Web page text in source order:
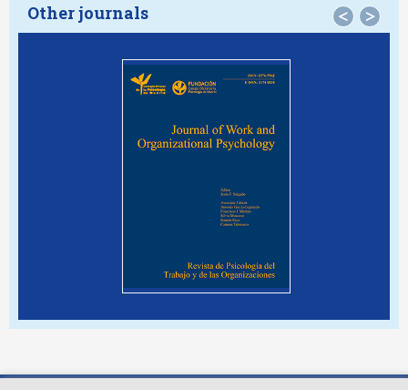
Other journals < >